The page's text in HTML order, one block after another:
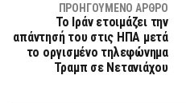
ΠΡΟΗΓΟΎΜΕΝΟ ΆΡΘΡΟ
Το Ιράν ετοιμάζει την
απάντησή του στις ΗΠΑ μετά
το οργισμένο τηλεφώνημα
Τραμπ σε Νετανιάχου